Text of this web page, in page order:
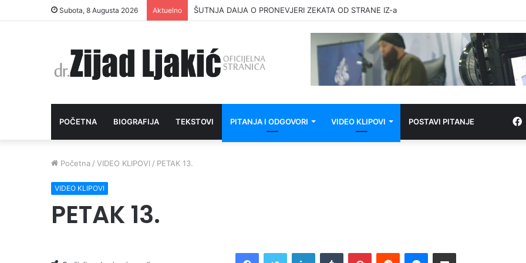
Subota, 8 Augusta 2026 Aktuelno ŠUTNJA DAIJA O PRONEVJERI ZEKATA OD STRANE IZ-a
POČETNA BIOGRAFIJA TEKSTOVI PITANJA I ODGOVORI VIDEO KLIPOVI POSTAVI PITANJE
Početna / VIDEO KLIPOVI / PETAK 13.
VIDEO KLIPOVI
PETAK 13.